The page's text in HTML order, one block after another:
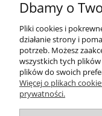
godzinach naszej
ul.
Zapraszamy od
Dbamy o
Pliki cookies i
działanie strony i
potrzeb. Możesz
wszystkich tych
plików do swoich
Więcej o plikach
prywatności.